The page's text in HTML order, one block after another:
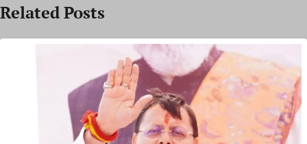
Related Posts